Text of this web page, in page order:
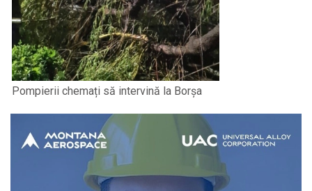
Pompierii chemați să intervină la Borșa